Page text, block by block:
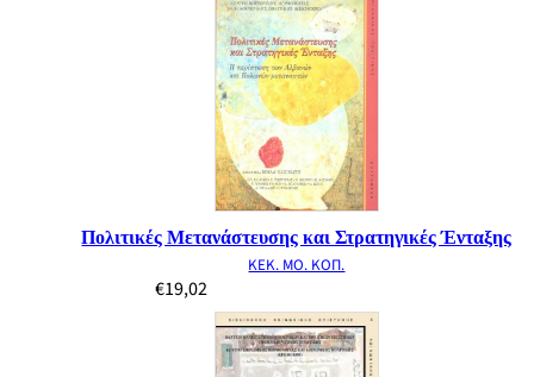
Πολιτικές Μετανάστευσης και Στρατηγικές Ένταξης
ΚΕΚ. ΜΟ. ΚΟΠ.
€19,02